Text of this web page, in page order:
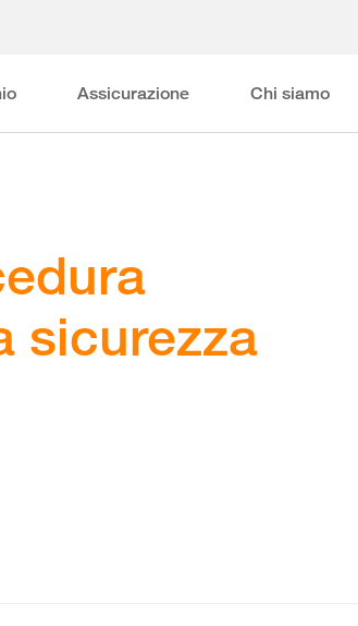
Assicurazione Chi siamo
sicurezza